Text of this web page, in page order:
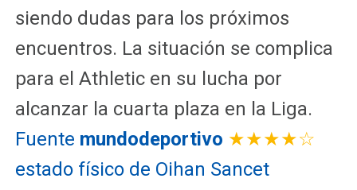
siendo dudas para los próximos
encuentros. La situación se complica
para el Athletic en su lucha por
alcanzar la cuarta plaza en la Liga.
Fuente mundodeportivo ★★★★☆
estado físico de Oihan Sancet